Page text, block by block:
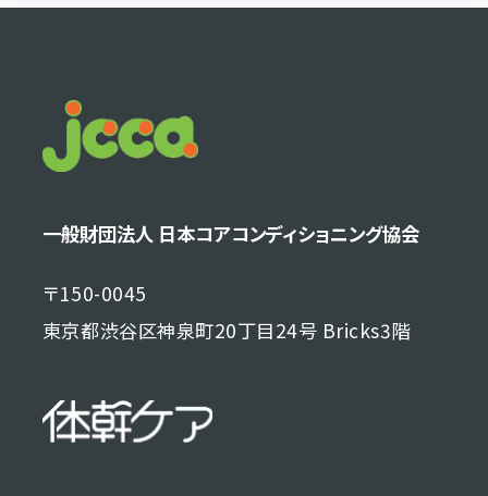
一般財団法人 日本コアコンディショニング協会
〒150-0045
東京都渋谷区神泉町20丁目24号 Bricks3階